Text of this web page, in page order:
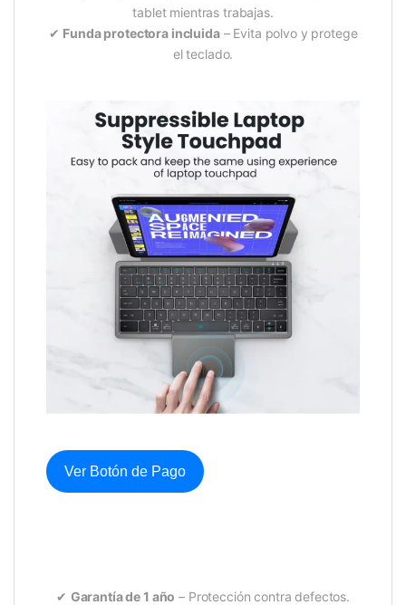
tablet mientras trabajas.
✔ Funda protectora incluida– Evita polvo y protege
el teclado.
Ver Botón de Pago
✔ Garantía de 1 año – Protección contra defectos.